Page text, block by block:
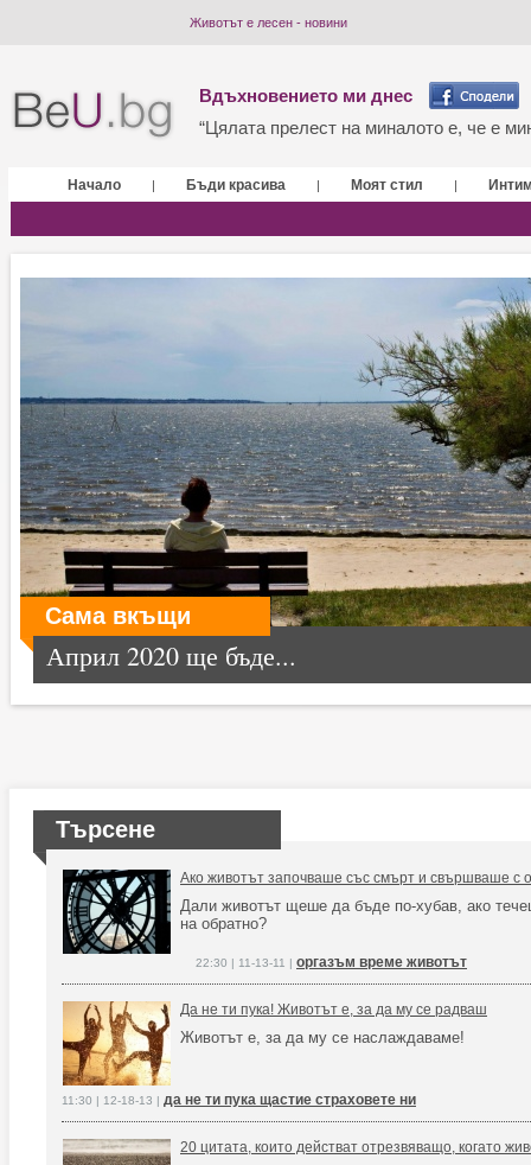
Животът е лесен - новини
Вдъхновението ми днес
“Цялата прелест на миналото е, че е
Начало | Бъди красива | Моят стил |
Сама вкъщи
Април 2020 ще бъде...
Търсене
Ако животът започваше със смърт и свършваше с
Дали животът щеше да бъде по-хубав, ако
на обратно?
22:30 | 11-13-11 | оргазъм време животът
Да не ти пука! Животът е, за да му се радваш
Животът е, за да му се наслаждаваме!
11:30 | 12-18-13 | да не ти пука щастие страховете ни
20 цитата, които действат отрезвяващо, когато